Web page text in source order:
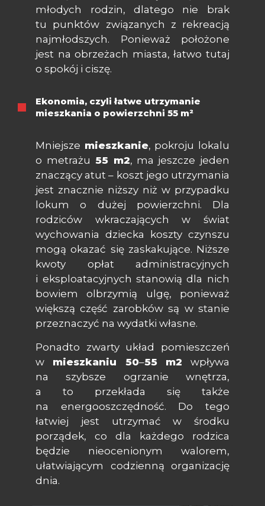
młodych rodzin, dlatego nie brak
tu punktów związanych z rekreacją
najmłodszych. Ponieważ położone
jest na obrzeżach miasta, łatwo tutaj
o spokój i ciszę.
Ekonomia, czyli łatwe utrzymanie
mieszkania o powierzchni 55 m²
Mniejsze mieszkanie, pokroju lokalu
o metrażu 55 m2, ma jeszcze jeden
znaczący atut – koszt jego utrzymania
jest znacznie niższy niż w przypadku
lokum o dużej powierzchni. Dla
rodziców wkraczających w świat
wychowania dziecka koszty czynszu
mogą okazać się zaskakujące. Niższe
kwoty opłat administracyjnych
i eksploatacyjnych stanowią dla nich
bowiem olbrzymią ulgę, ponieważ
większą część zarobków są w stanie
przeznaczyć na wydatki własne.
Ponadto zwarty układ pomieszczeń
w mieszkaniu 50–55 m2 wpływa
na szybsze ogrzanie wnętrza,
a to przekłada się także
na energooszczędność. Do tego
łatwiej jest utrzymać w środku
porządek, co dla każdego rodzica
będzie nieocenionym walorem,
ułatwiającym codzienną organizację
dnia.